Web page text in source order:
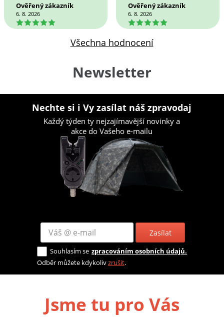
Ověřený zákazník
6. 8. 2026
5
Ověřený zákazník
6. 8. 2026
5
Všechna hodnocení
Newsletter
Nechte si i Vy zasílat náš zpravodaj
Každý týden ty nejzajímavější novinky a
akce do Vašeho e-mailu
Zasílat
Souhlasím se zpracováním osobních údajů.
Odběr můžete kdykolivzrušit.
Jsme tu pro Vás